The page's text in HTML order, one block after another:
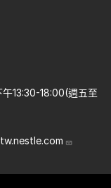
13:30-18:00(週五至